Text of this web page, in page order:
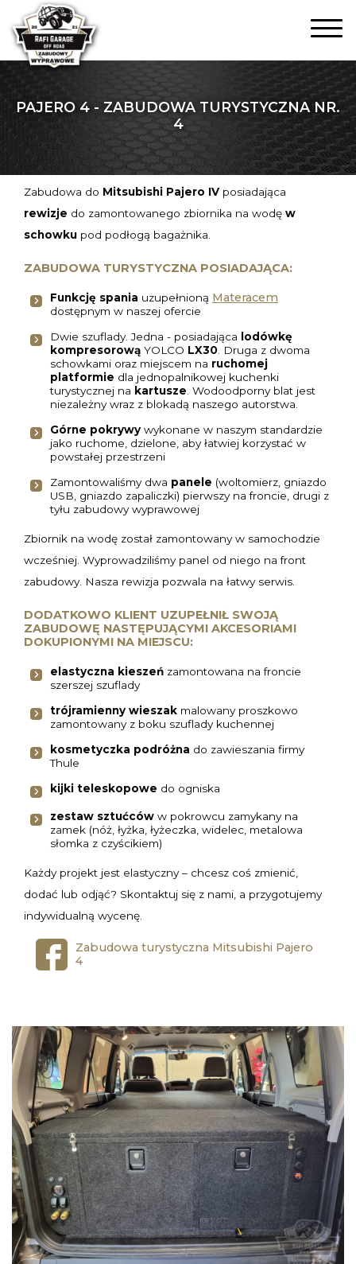
PAJERO 4 - ZABUDOWA TURYSTYCZNA NR.
4
Zabudowa do Mitsubishi Pajero IVposiadająca
rewizje do zamontowanego zbiornika na wodę w
schowku pod podłogą bagażnika.
ZABUDOWA TURYSTYCZNA POSIADAJĄCA:
Funkcję spania uzupełnioną Materacem
dostępnym w naszej ofercie
Dwie szuflady. Jedna - posiadająca
lodówkę
kompresorową YOLCO LX30 . Druga z dwoma
schowkami oraz miejscem na ruchomej
platformie dla jednopalnikowej kuchenki
turystycznej na kartusze . Wodoodporny blat jest
niezależny wraz z blokadą naszego autorstwa.
Górne pokrywy wykonane w naszym standardzie
jako ruchome, dzielone, aby łatwiej korzystać w
powstałej przestrzeni
Zamontowaliśmy dwa panele (woltomierz, gniazdo
USB, gniazdo zapaliczki) pierwszy na froncie, drugi z
tyłu zabudowy wyprawowej
Zbiornik na wodę został zamontowany w samochodzie
wcześniej. Wyprowadziliśmy panel od niego na front
zabudowy. Nasza rewizja pozwala na łatwy serwis.
DODATKOWO KLIENT UZUPEŁNIŁ SWOJĄ
ZABUDOWĘ NASTĘPUJĄCYMI AKCESORIAMI
DOKUPIONYMI NA MIEJSCU:
elastyczna kieszeń zamontowana na froncie
szerszej szuflady
trójramienny wieszak malowany proszkowo
zamontowany z boku szuflady kuchennej
kosmetyczka podróżna do zawieszania firmy
Thule
kijki teleskopowe do ogniska
zestaw sztućców w pokrowcu zamykany na
zamek (nóż, łyżka, łyżeczka, widelec, metalowa
słomka z czyścikiem)
Każdy projekt jest elastyczny – chcesz coś zmienić,
dodać lub odjąć? Skontaktuj się z nami, a przygotujemy
indywidualną wycenę.
Zabudowa turystyczna Mitsubishi Pajero
4